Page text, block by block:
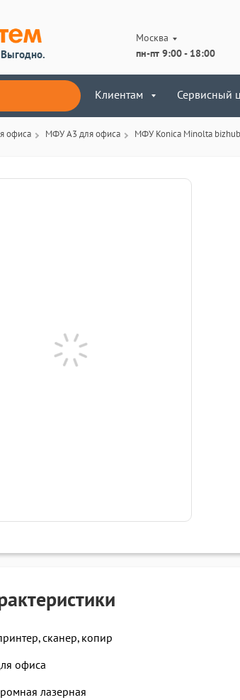
Москва
пн-пт 9:00 - 18:00
Клиентам Сервисный
офиса МФУ A3 для офиса МФУ Konica Minolta
сканер, копир
офиса
лазерная